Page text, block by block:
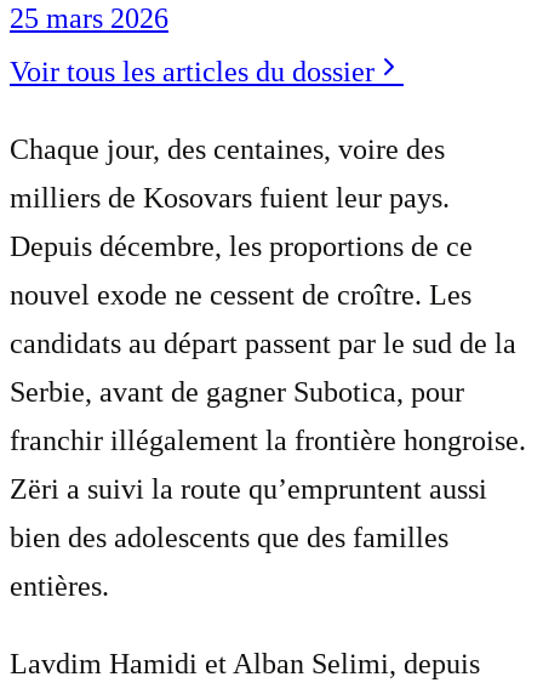
25 mars 2026
Voir tous les articles du dossier
Chaque jour, des centaines, voire des
milliers de Kosovars fuient leur pays.
Depuis décembre, les proportions de ce
nouvel exode ne cessent de croître. Les
candidats au départ passent par le sud de la
Serbie, avant de gagner Subotica, pour
franchir illégalement la frontière hongroise.
Zëri a suivi la route qu’empruntent aussi
bien des adolescents que des familles
entières.
Lavdim Hamidi et Alban Selimi, depuis